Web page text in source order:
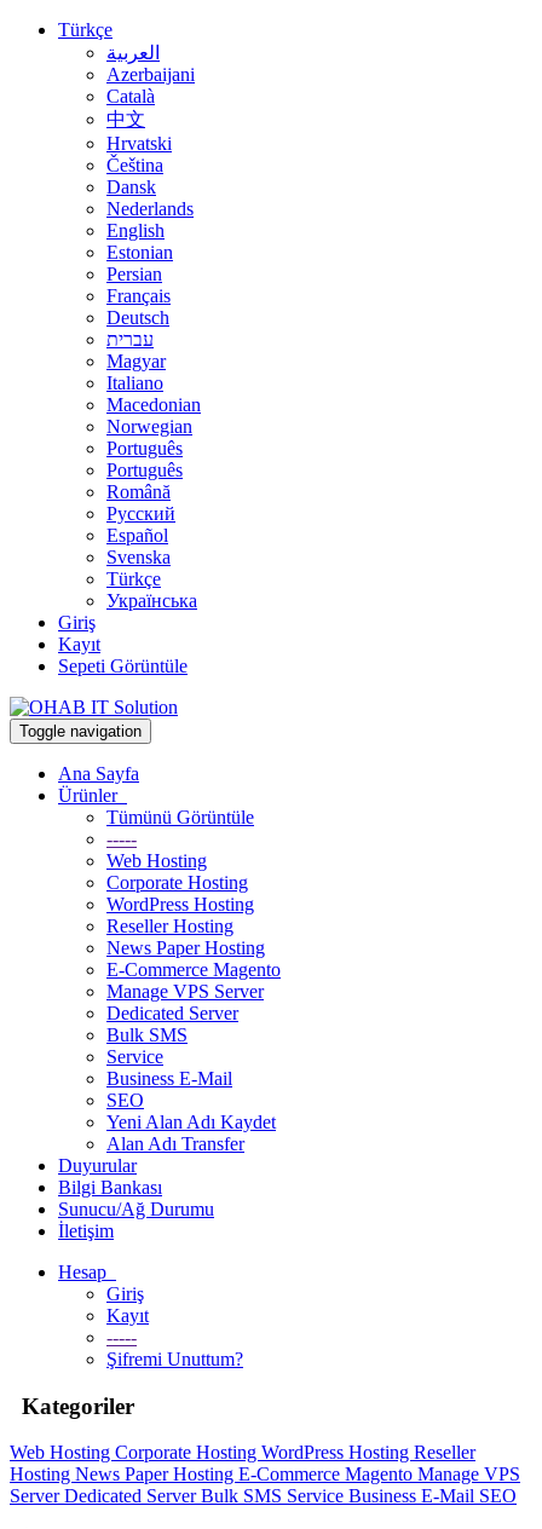
Türkçe
العربية
Azerbaijani
Català
中文
Hrvatski
Čeština
Dansk
Nederlands
English
Estonian
Persian
Français
Deutsch
עברית
Magyar
Italiano
Macedonian
Norwegian
Português
Português
Română
Русский
Español
Svenska
Türkçe
Українська
Giriş
Kayıt
Sepeti Görüntüle
Toggle navigation
Ana Sayfa
Ürünler
Tümünü Görüntüle
-----
Web Hosting
Corporate Hosting
WordPress Hosting
Reseller Hosting
News Paper Hosting
E-Commerce Magento
Manage VPS Server
Dedicated Server
Bulk SMS
Service
Business E-Mail
SEO
Yeni Alan Adı Kaydet
Alan Adı Transfer
Duyurular
Bilgi Bankası
Sunucu/Ağ Durumu
İletişim
Hesap
Giriş
Kayıt
-----
Şifremi Unuttum?
Kategoriler
Web Hosting Corporate Hosting WordPress Hosting Reseller
Hosting News Paper Hosting E-Commerce Magento Manage VPS
ServerDedicated ServerBulk SMS Service Business E-Mail SEO